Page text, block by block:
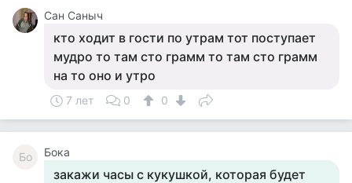
Сан Саныч
кто ходит в гости по утрам тот поступает
мудро то там сто грамм то там сто грамм
на то оно и утро
7 лет 0 0
Бо Бока
закажи часы с кукушкой, которая будет